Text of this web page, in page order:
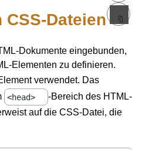
Dateien 🔖
Dokumente eingebunden,
Elementen zu definieren.
verwendet. Das
<head>
-Bereich des HTML-
auf die CSS-Datei, die